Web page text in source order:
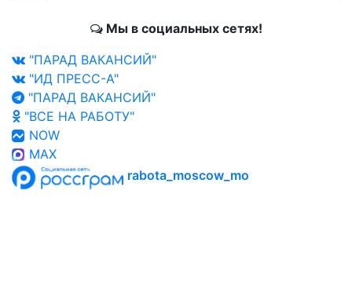
Мы в социальных сетях!
"ПАРАД ВАКАНСИЙ"
"ИД ПРЕСС-А"
"ПАРАД ВАКАНСИЙ"
"ВСЕ НА РАБОТУ"
NOW
MAX
rabota_moscow_mo